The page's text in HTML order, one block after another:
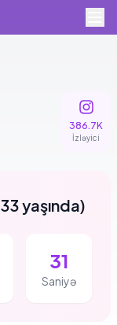
386.7K
İzləyici
33 yaşında)
30
Saniyə